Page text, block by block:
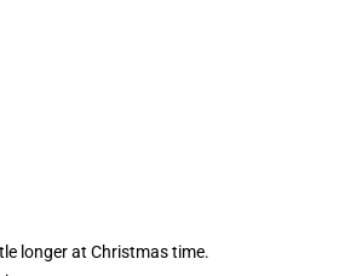
longer at Christmas time.